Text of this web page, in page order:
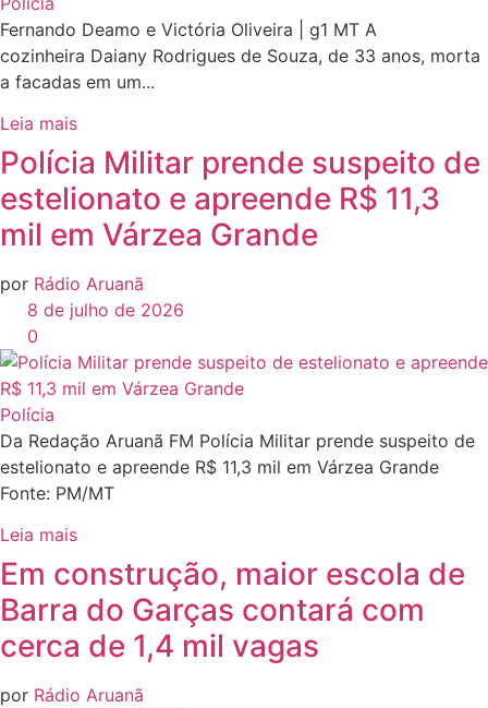
Fernando Deamo e Victória Oliveira | g1 MT A
cozinheira Daiany Rodrigues de Souza, de 33 anos, morta
a facadas em um...
Leia mais
Polícia Militar prende suspeito de
estelionato e apreende R$ 11,3
mil em Várzea Grande
por Rádio Aruanã
8 de julho de 2026
0
Polícia
Da Redação Aruanã FM Polícia Militar prende suspeito de
estelionato e apreende R$ 11,3 mil em Várzea Grande
Fonte: PM/MT
Leia mais
Em construção, maior escola de
Barra do Garças contará com
cerca de 1,4 mil vagas
por Rádio Aruanã